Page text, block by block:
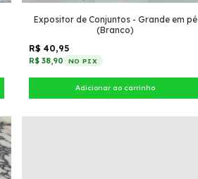
Expositor de Conjuntos - Grande em pé
(Branco)
R$ 40,95
R$ 38,90 NO PIX